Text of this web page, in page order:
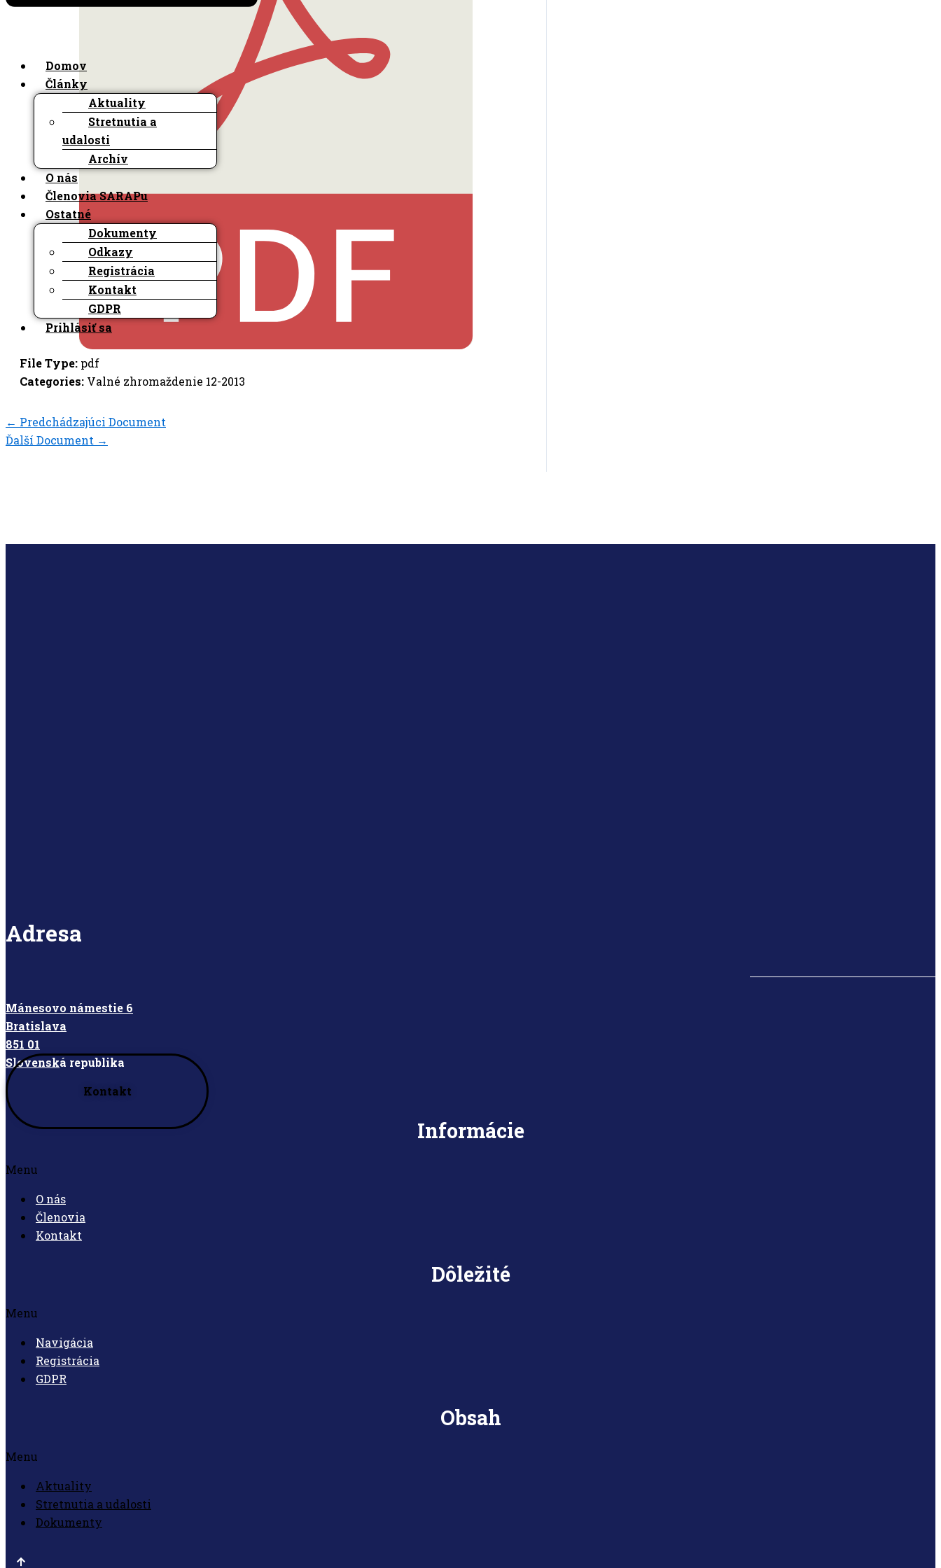
Domov
Články
Aktuality
Stretnutia a
udalosti
Archív
O nás
Členovia SARAPu
Ostatné
Dokumenty
Odkazy
Registrácia
Kontakt
GDPR
Prihlásiť sa
File Type: pdf
Categories: Valné zhromaždenie 12-2013
← Predchádzajúci Document
Ďalší Document →
Adresa
Mánesovo námestie 6
Bratislava
851 01
Slovenská republika
Kontakt
Informácie
Menu
O nás
Členovia
Kontakt
Dôležité
Menu
Navigácia
Registrácia
GDPR
Obsah
Menu
Aktuality
Stretnutia a udalosti
Dokumenty